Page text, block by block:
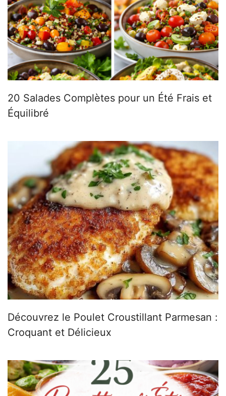
20 Salades Complètes pour un Été Frais et
Équilibré
Découvrez le Poulet Croustillant Parmesan :
Croquant et Délicieux